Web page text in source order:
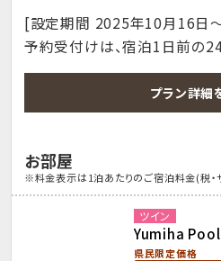
[設定期間 2025年10月16日
予約受付けは、宿泊1日前の
プラン詳細
お部屋
※料金表示は1泊あたりのご宿泊料金(税・
ツイン
Yumiha Pool
県民限定価格